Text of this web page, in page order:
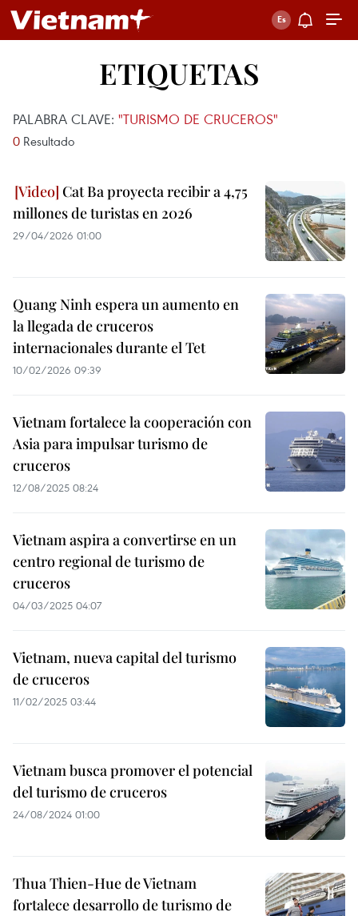
ETIQUETAS
PALABRA CLAVE: "TURISMO DE CRUCEROS"
0 Resultado
Cat Ba proyecta recibir a 4,75
millones de turistas en 2026
29/04/2026 01:00
Quang Ninh espera un aumento en
la llegada de cruceros
internacionales durante el Tet
10/02/2026 09:39
Vietnam fortalece la cooperación con
Asia para impulsar turismo de
cruceros
12/08/2025 08:24
Vietnam aspira a convertirse en un
centro regional de turismo de
cruceros
04/03/2025 04:07
Vietnam, nueva capital del turismo
de cruceros
11/02/2025 03:44
Vietnam busca promover el potencial
del turismo de cruceros
24/08/2024 01:00
Thua Thien-Hue de Vietnam
fortalece desarrollo de turismo de